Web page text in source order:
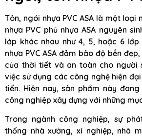
Tôn, ngói nhựa PVC ASA là một
nhựa PVC phủ nhựa ASA nguyên
lớp khác nhau như 4, 5, hoặc 6
nhựa PVC ASA đảm bảo độ bền
của thời tiết và an toàn cho người
việc sử dụng các công nghệ hiện
tiến. Hiện nay, sản phẩm này
công nghiệp xây dựng với những
Trong ngành công nghiệp, sự
thống nhà xưởng, xí nghiệp, nhà